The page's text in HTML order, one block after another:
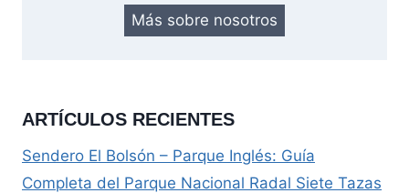
Más sobre nosotros
ARTÍCULOS RECIENTES
Sendero El Bolsón – Parque Inglés: Guía
Completa del Parque Nacional Radal Siete Tazas